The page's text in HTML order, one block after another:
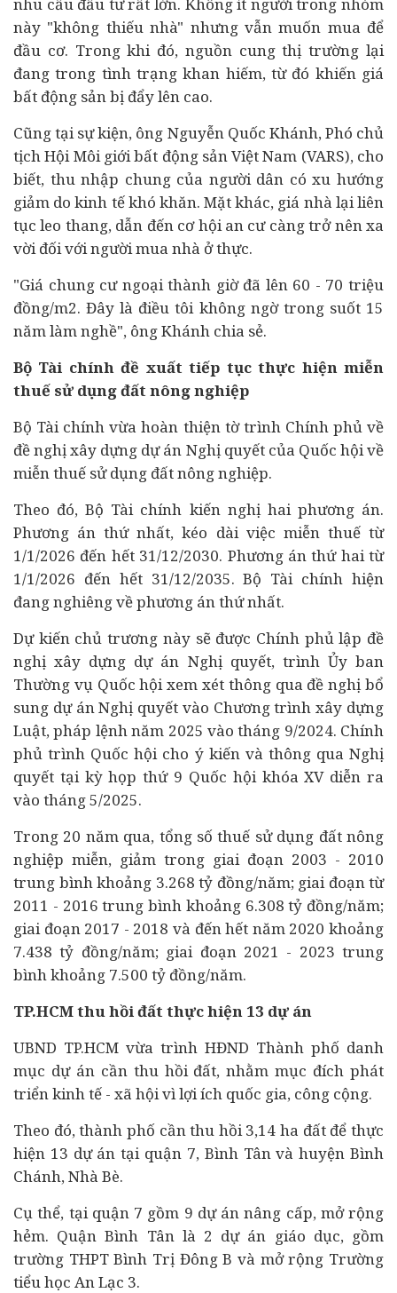
này "không thiếu nhà" nhưng vẫn muốn mua để
đầu cơ. Trong khi đó, nguồn cung thị trường lại
đang trong tình trạng khan hiếm, từ đó khiến giá
bất động sản bị đẩy lên cao.
Cũng tại sự kiện, ông Nguyễn Quốc Khánh, Phó chủ
tịch Hội Môi giới bất động sản Việt Nam (VARS), cho
biết, thu nhập chung của người dân có xu hướng
giảm do kinh tế khó khăn. Mặt khác, giá nhà lại liên
tục leo thang, dẫn đến cơ hội an cư càng trở nên xa
vời đối với người mua nhà ở thực.
"Giá chung cư ngoại thành giờ đã lên 60 - 70 triệu
đồng/m2. Đây là điều tôi không ngờ trong suốt 15
năm làm nghề", ông Khánh chia sẻ.
Bộ Tài chính đề xuất tiếp tục thực hiện miễn
thuế sử dụng đất nông nghiệp
Bộ Tài chính vừa hoàn thiện tờ trình Chính phủ về
đề nghị xây dựng dự án Nghị quyết của Quốc hội về
miễn thuế sử dụng đất nông nghiệp.
Theo đó, Bộ Tài chính kiến nghị hai phương án.
Phương án thứ nhất, kéo dài việc miễn thuế từ
1/1/2026 đến hết 31/12/2030. Phương án thứ hai từ
1/1/2026 đến hết 31/12/2035. Bộ Tài chính hiện
đang nghiêng về phương án thứ nhất.
Dự kiến chủ trương này sẽ được Chính phủ lập đề
nghị xây dựng dự án Nghị quyết, trình Ủy ban
Thường vụ Quốc hội xem xét thông qua đề nghị bổ
sung dự án Nghị quyết vào Chương trình xây dựng
Luật, pháp lệnh năm 2025 vào tháng 9/2024. Chính
phủ trình Quốc hội cho ý kiến và thông qua Nghị
quyết tại kỳ họp thứ 9 Quốc hội khóa XV diễn ra
vào tháng 5/2025.
Trong 20 năm qua, tổng số thuế sử dụng đất nông
nghiệp miễn, giảm trong giai đoạn 2003 - 2010
trung bình khoảng 3.268 tỷ đồng/năm; giai đoạn từ
2011 - 2016 trung bình khoảng 6.308 tỷ đồng/năm;
giai đoạn 2017 - 2018 và đến hết năm 2020 khoảng
7.438 tỷ đồng/năm; giai đoạn 2021 - 2023 trung
bình khoảng 7.500 tỷ đồng/năm.
TP.HCM thu hồi đất thực hiện 13 dự án
UBND TP.HCM vừa trình HĐND Thành phố danh
mục dự án cần thu hồi đất, nhằm mục đích phát
triển kinh tế - xã hội vì lợi ích quốc gia, công cộng.
Theo đó, thành phố cần thu hồi 3,14 ha đất để thực
hiện 13 dự án tại quận 7, Bình Tân và huyện Bình
Chánh, Nhà Bè.
Cụ thể, tại quận 7 gồm 9 dự án nâng cấp, mở rộng
hẻm. Quận Bình Tân là 2 dự án giáo dục, gồm
trường THPT Bình Trị Đông B và mở rộng Trường
tiểu học An Lạc 3.